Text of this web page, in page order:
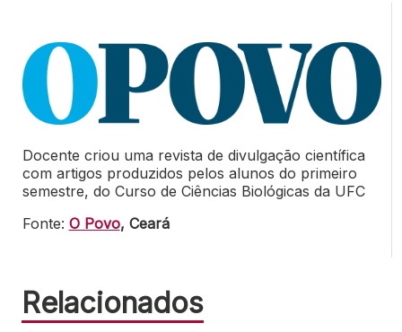
Docente criou uma revista de divulgação científica
com artigos produzidos pelos alunos do primeiro
semestre, do Curso de Ciências Biológicas da UFC
Fonte: O Povo, Ceará
Relacionados